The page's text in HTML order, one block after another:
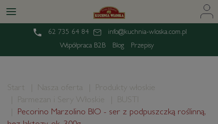
62 735 64 84
info@kuchnia-wloska.com.pl
Współpraca B2B
Blog Przepisy
Start Nasza oferta
Produkty włoskie
Parmezan i Sery Włoskie
BUSTI
Pecorino Marzolino BIO - ser z podpuszczką roślinną,